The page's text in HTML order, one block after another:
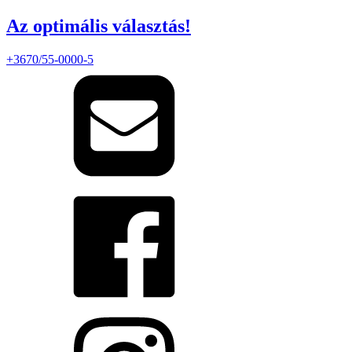
Az optimális választás!
+3670/55-0000-5